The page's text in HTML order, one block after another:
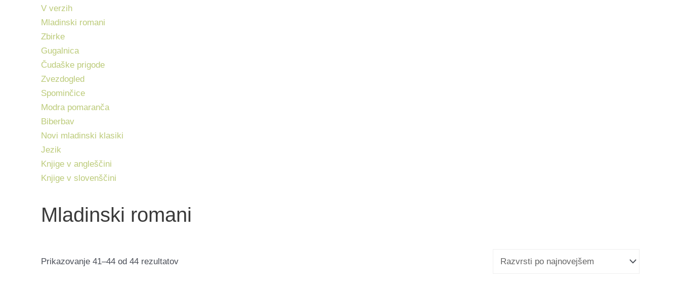
V verzih
Mladinski romani
Zbirke
Gugalnica
Čudaške prigode
Zvezdogled
Spominčice
Modra pomaranča
Biberbav
Novi mladinski klasiki
Jezik
Knjige v angleščini
Knjige v slovenščini
Mladinski romani
Prikazovanje 41–44 od 44 rezultatovRazvrščeno